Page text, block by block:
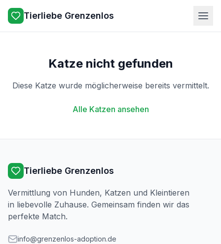
Tierliebe Grenzenlos
Katze nicht gefunden
Diese Katze wurde möglicherweise bereits vermittelt.
Alle Katzen ansehen
Tierliebe Grenzenlos
Vermittlung von Hunden, Katzen und Kleintieren
in liebevolle Zuhause. Gemeinsam finden wir das
perfekte Match.
info@grenzenlos-adoption.de